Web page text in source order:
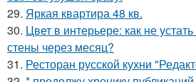
29. Яркая квартира 48 кв.
30. Цвет в интерьере: как не
стены через месяц?
31. Ресторан русской кухни